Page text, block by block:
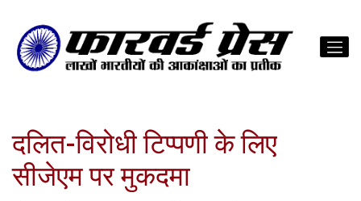
दलित-विरोधी टिप्पणी के लिए
सीजेएम पर मुकदमा